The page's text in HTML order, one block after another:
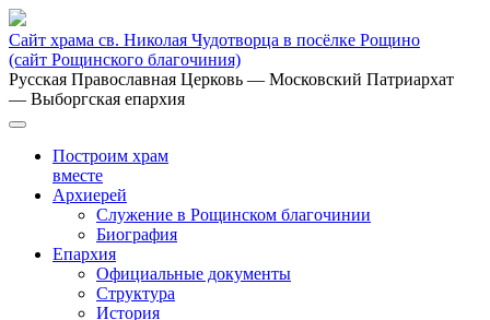
Сайт храма св. Николая Чудотворца в посёлке Рощино
(сайт Рощинского благочиния)
Русская Православная Церковь — Московский Патриархат
— Выборгская епархия
Построим храм
вместе
Архиерей
Служение в Рощинском благочинии
Биография
Епархия
Официальные документы
Структура
История